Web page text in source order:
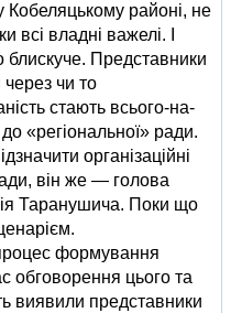
Кобеляцькому районі, не
всі владні важелі. І
блискуче. Представники
через чи то
стають всього-на-
«регіональної» ради.
організаційні
він же — голова
Таранушича. Поки що
формування
обговорення цього та
виявили представники